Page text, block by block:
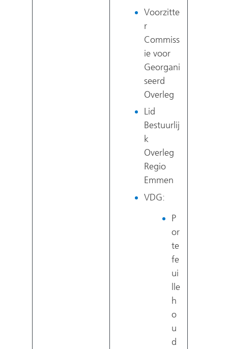
Voorzitte
r
Commiss
ie voor
Georgani
seerd
Overleg
Lid
Bestuurlij
k
Overleg
Regio
Emmen
VDG:
P
or
te
fe
ui
lle
h
o
u
d